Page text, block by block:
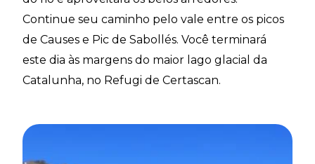
Continue seu caminho pelo vale entre os picos
de Causes e Pic de Sabollés. Você terminará
este dia às margens do maior lago glacial da
Catalunha, no Refugi de Certascan.